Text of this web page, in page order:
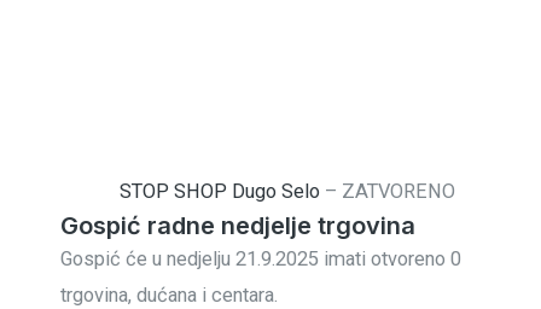
STOP SHOP Dugo Selo – ZATVORENO
Gospić radne nedjelje trgovina
Gospić će u nedjelju 21.9.2025 imati otvoreno 0
trgovina, dućana i centara.